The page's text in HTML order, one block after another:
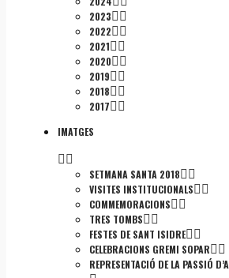
2023
2022
2021
2020
2019
2018
2017
IMATGES
SETMANA SANTA 2018
VISITES INSTITUCIONALS
COMMEMORACIONS
TRES TOMBS
FESTES DE SANT ISIDRE
CELEBRACIONS GREMI SOPAR
REPRESENTACIÓ DE LA PASSIÓ